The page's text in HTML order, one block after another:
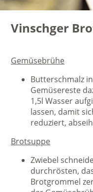
Vinschger
Gemüsebrühe
Butterschmalz
Gemüsereste
1,5l Wasser
lassen, damit
reduziert,
Brotsuppe
Zwiebel
durchrösten,
Brotgrommel